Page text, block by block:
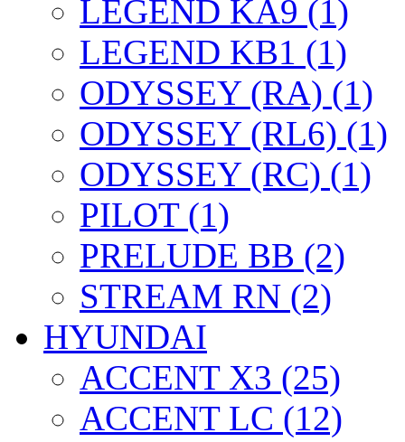
LEGEND KA9 (1)
LEGEND KB1 (1)
ODYSSEY (RA) (1)
ODYSSEY (RL6) (1)
ODYSSEY (RC) (1)
PILOT (1)
PRELUDE BB (2)
STREAM RN (2)
HYUNDAI
ACCENT X3 (25)
ACCENT LC (12)